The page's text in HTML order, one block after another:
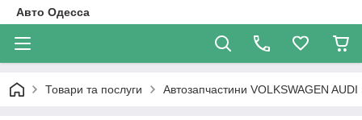
Авто Одесса
Товари та послуги Автозапчастини VOLKSWAGEN AUDI